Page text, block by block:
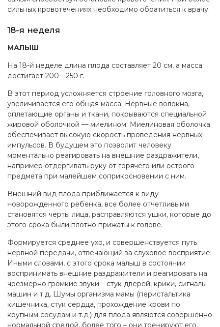
сильных кровотечениях необходимо обратиться к врачу.
18-я неделя
МАЛЫШ
На 18-й неделе длина плода составляет 20 см, а масса
достигает 200—250 г.
В этот период усложняется строение головного мозга,
увеличивается его общая масса. Нервные волокна,
оплетающие органы и ткани, покрываются специальной
жировой оболочкой — миелином. Миелиновая оболочка
обеспечивает высокую скорость проведения нервных
импульсов. В будущем это позволит человеку
моментально реагировать на внешние раздражители,
например отдергивать руку от горячего или острого
предмета при малейшем соприкосновении с ним.
Внешний вид плода приближается к виду
новорожденного ребенка, все более отчетливыми
становятся черты лица, расправляются ушки, которые до
этого срока были плотно прижаты к голове.
Формируется среднее ухо, и совершенствуется путь
нервной передачи, отвечающий за слуховое восприятие.
Иными словами, с этого срока малыш в состоянии
воспринимать внешние раздражители и реагировать на
чрезмерно громкие звуки – стук дверей, крики, сигналы
машин и т.д. Шумы организма мамы (перистальтика
кишечника, стук сердца, прохождение крови по
крупным сосудам и т.д.) для плода являются совершенно
нормальной средой, более того – они тренируют его